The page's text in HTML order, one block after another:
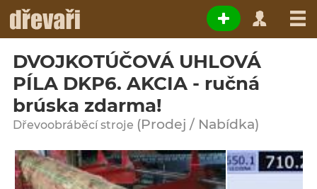
DVOJKOTÚČOVÁ UHLOVÁ
PÍLA DKP6. AKCIA - ručná
brúska zdarma!
Dřevoobráběcí stroje (Prodej / Nabídka)